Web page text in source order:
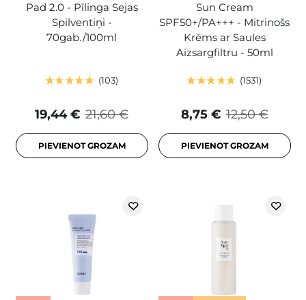
Pad 2.0 - Pīlinga Sejas
Spilventiņi -
70gab./100ml
103
21,60 €
19,44 €
PIEVIENOT GROZAM
Sun Cream
SPF50+/PA+++ - Mitrinošs
Krēms ar Saules
Aizsargfiltru - 50ml
1531
12,50 €
8,75 €
PIEVIENOT GROZAM